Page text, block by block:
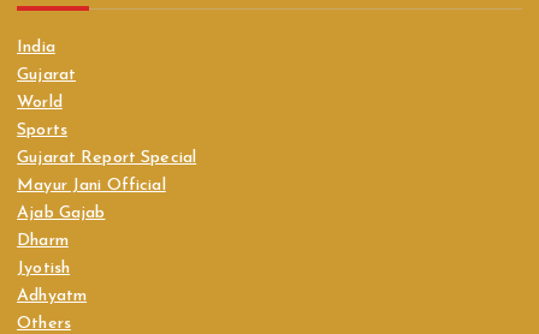
India
Gujarat
World
Sports
Gujarat Report Special
Mayur Jani Official
Ajab Gajab
Dharm
Jyotish
Adhyatm
Others